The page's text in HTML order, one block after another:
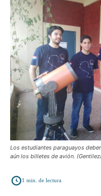
Los estudiantes paraguayos
aún los billetes de avión.
1 min. de lectura